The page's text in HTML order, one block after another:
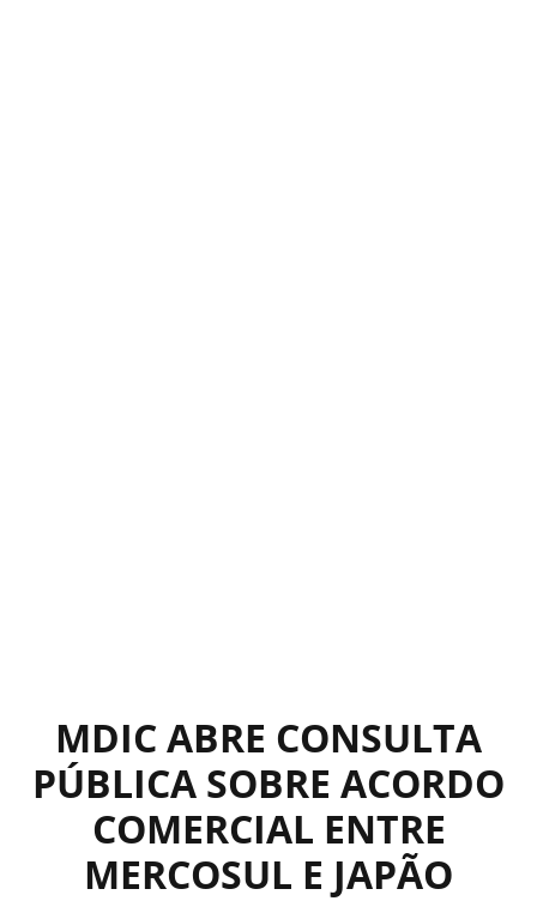
MDIC ABRE CONSULTA
PÚBLICA SOBRE ACORDO
COMERCIAL ENTRE
MERCOSUL E JAPÃO